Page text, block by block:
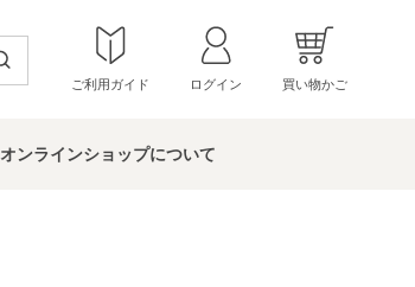
ご利用ガイド ログイン 買い物かご
オンラインショップについて